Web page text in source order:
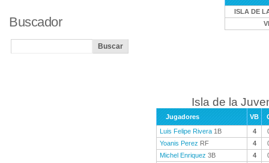
ISLA DE
Isla de la
Jugadores VB
Luis Felipe Rivera 1B 4
Yoanis Perez RF 4
Michel Enriquez 3B 4
Buscador